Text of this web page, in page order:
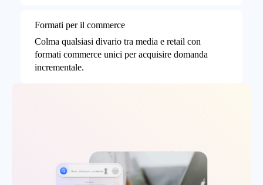
Formati per il commerce
Colma qualsiasi divario tra media e retail con
formati commerce unici per acquisire domanda
incrementale.